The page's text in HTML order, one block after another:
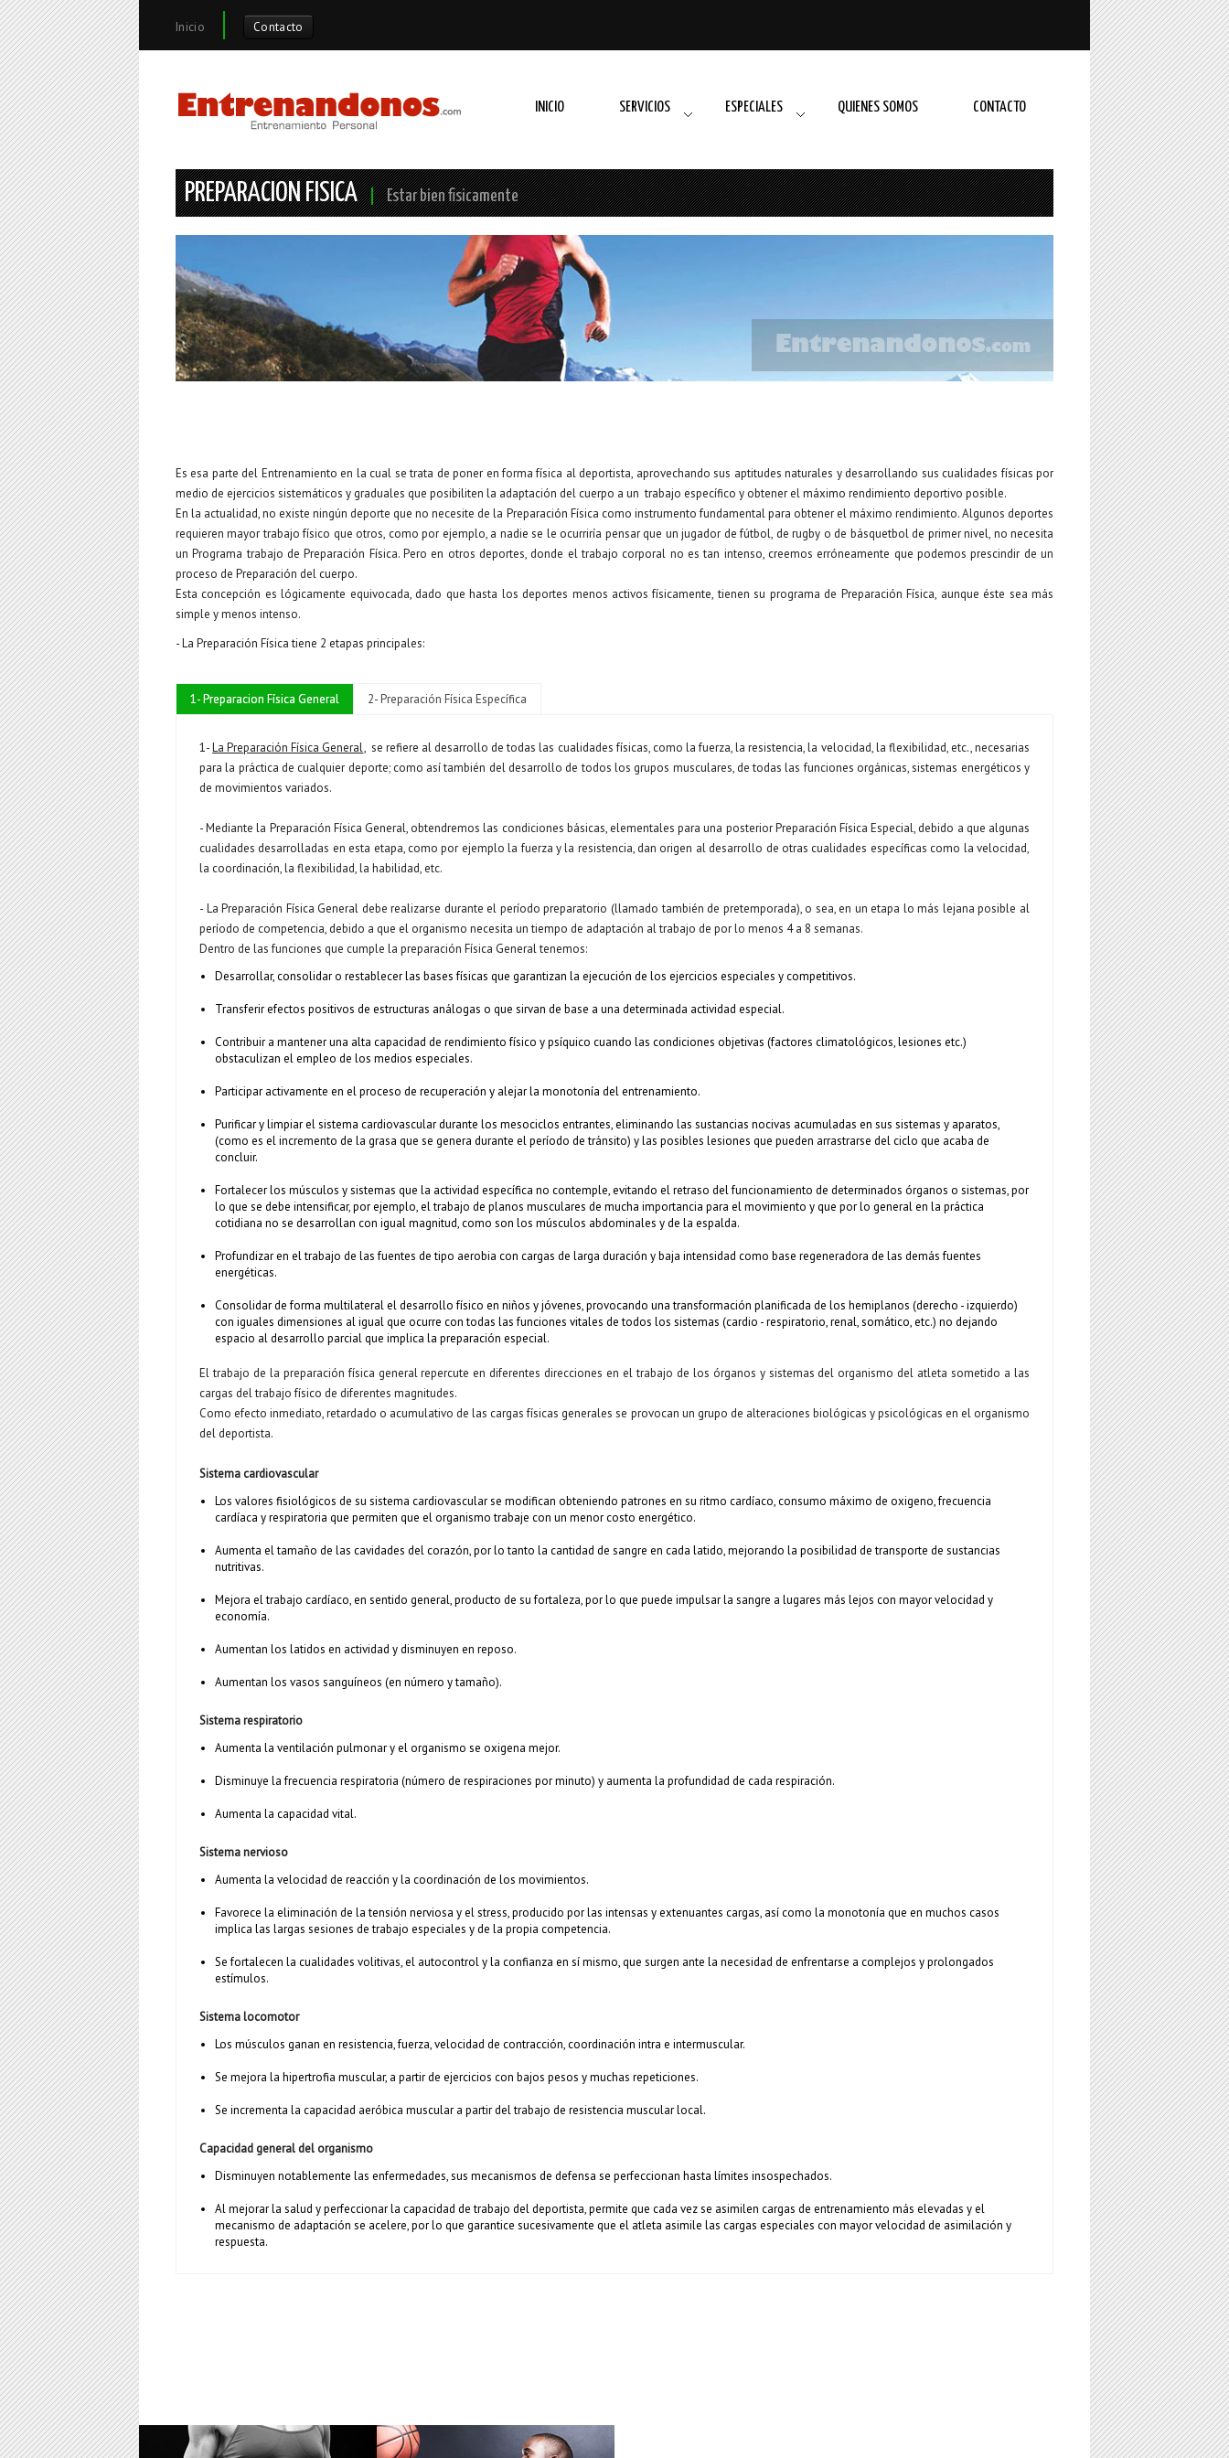
Inicio Contacto
INICIO SERVICIOS ESPECIALES QUIENES SOMOS CONTACTO
PREPARACION FISICA Estar bien fisicamente
Es esa parte del Entrenamiento en la cual se trata de poner en forma física al deportista, aprovechando sus aptitudes naturales y desarrollando sus cualidades físicas por
medio de ejercicios sistemáticos y graduales que posibiliten la adaptación del cuerpo a un trabajo específico y obtener el máximo rendimiento deportivo posible.
En la actualidad, no existe ningún deporte que no necesite de la Preparación Física como instrumento fundamental para obtener el máximo rendimiento. Algunos deportes
requieren mayor trabajo físico que otros, como por ejemplo, a nadie se le ocurriría pensar que un jugador de fútbol, de rugby o de básquetbol de primer nivel, no necesita
un Programa trabajo de Preparación Física. Pero en otros deportes, donde el trabajo corporal no es tan intenso, creemos erróneamente que podemos prescindir de un
proceso de Preparación del cuerpo.
Esta concepción es lógicamente equivocada, dado que hasta los deportes menos activos físicamente, tienen su programa de Preparación Física, aunque éste sea más
simple y menos intenso.
- La Preparación Física tiene 2 etapas principales:
1- Preparacion Física General 2- Preparación Física Específica
1-La Preparación Física General, se refiere al desarrollo de todas las cualidades físicas, como la fuerza, la resistencia, la velocidad, la flexibilidad, etc., necesarias
para la práctica de cualquier deporte; como así también del desarrollo de todos los grupos musculares, de todas las funciones orgánicas, sistemas energéticos y
de movimientos variados.
- Mediante la Preparación Física General, obtendremos las condiciones básicas, elementales para una posterior Preparación Física Especial, debido a que algunas
cualidades desarrolladas en esta etapa, como por ejemplo la fuerza y la resistencia, dan origen al desarrollo de otras cualidades específicas como la velocidad,
la coordinación, la flexibilidad, la habilidad, etc.
- La Preparación Física General debe realizarse durante el período preparatorio (llamado también de pretemporada),o sea, en un etapa lo más lejana posible al
período de competencia, debido a que el organismo necesita un tiempo de adaptación al trabajo de por lo menos 4 a 8 semanas.
Dentro de las funciones que cumple la preparación Física General tenemos:
Desarrollar, consolidar o restablecer las bases físicas que garantizan la ejecución de los ejercicios especiales y competitivos.
Transferir efectos positivos de estructuras análogas o que sirvan de base a una determinada actividad especial.
Contribuir a mantener una alta capacidad de rendimiento físico y psíquico cuando las condiciones objetivas (factores climatológicos, lesiones etc.)
obstaculizan el empleo de los medios especiales.
Participar activamente en el proceso de recuperación y alejar la monotonía del entrenamiento.
Purificar y limpiar el sistema cardiovascular durante los mesociclos entrantes, eliminando las sustancias nocivas acumuladas en sus sistemas y aparatos,
(como es el incremento de la grasa que se genera durante el período de tránsito) y las posibles lesiones que pueden arrastrarse del ciclo que acaba de
concluir.
Fortalecer los músculos y sistemas que la actividad específica no contemple, evitando el retraso del funcionamiento de determinados órganos o sistemas, por
lo que se debe intensificar, por ejemplo, el trabajo de planos musculares de mucha importancia para el movimiento y que por lo general en la práctica
cotidiana no se desarrollan con igual magnitud, como son los músculos abdominales y de la espalda.
Profundizar en el trabajo de las fuentes de tipo aerobia con cargas de larga duración y baja intensidad como base regeneradora de las demás fuentes
energéticas.
Consolidar de forma multilateral el desarrollo físico en niños y jóvenes, provocando una transformación planificada de los hemiplanos (derecho - izquierdo)
con iguales dimensiones al igual que ocurre con todas las funciones vitales de todos los sistemas (cardio - respiratorio, renal, somático, etc.) no dejando
espacio al desarrollo parcial que implica la preparación especial.
El trabajo de la preparación física general repercute en diferentes direcciones en el trabajo de los órganos y sistemas del organismo del atleta sometido a las
cargas del trabajo físico de diferentes magnitudes.
Como efecto inmediato, retardado o acumulativo de las cargas físicas generales se provocan un grupo de alteraciones biológicas y psicológicas en el organismo
del deportista.
Sistema cardiovascular
Los valores fisiológicos de su sistema cardiovascular se modifican obteniendo patrones en su ritmo cardíaco, consumo máximo de oxigeno, frecuencia
cardíaca y respiratoria que permiten que el organismo trabaje con un menor costo energético.
Aumenta el tamaño de las cavidades del corazón, por lo tanto la cantidad de sangre en cada latido, mejorando la posibilidad de transporte de sustancias
nutritivas.
Mejora el trabajo cardíaco, en sentido general, producto de su fortaleza, por lo que puede impulsar la sangre a lugares más lejos con mayor velocidad y
economía.
Aumentan los latidos en actividad y disminuyen en reposo.
Aumentan los vasos sanguíneos (en número y tamaño).
Sistema respiratorio
Aumenta la ventilación pulmonar y el organismo se oxigena mejor.
Disminuye la frecuencia respiratoria (número de respiraciones por minuto) y aumenta la profundidad de cada respiración.
Aumenta la capacidad vital.
Sistema nervioso
Aumenta la velocidad de reacción y la coordinación de los movimientos.
Favorece la eliminación de la tensión nerviosa y el stress, producido por las intensas y extenuantes cargas, así como la monotonía que en muchos casos
implica las largas sesiones de trabajo especiales y de la propia competencia.
Se fortalecen la cualidades volitivas, el autocontrol y la confianza en sí mismo, que surgen ante la necesidad de enfrentarse a complejos y prolongados
estímulos.
Sistema locomotor
Los músculos ganan en resistencia, fuerza, velocidad de contracción, coordinación intra e intermuscular.
Se mejora la hipertrofia muscular, a partir de ejercicios con bajos pesos y muchas repeticiones.
Se incrementa la capacidad aeróbica muscular a partir del trabajo de resistencia muscular local.
Capacidad general del organismo
Disminuyen notablemente las enfermedades, sus mecanismos de defensa se perfeccionan hasta límites insospechados.
Al mejorar la salud y perfeccionar la capacidad de trabajo del deportista, permite que cada vez se asimilen cargas de entrenamiento más elevadas y el
mecanismo de adaptación se acelere, por lo que garantice sucesivamente que el atleta asimile las cargas especiales con mayor velocidad de asimilación y
respuesta.